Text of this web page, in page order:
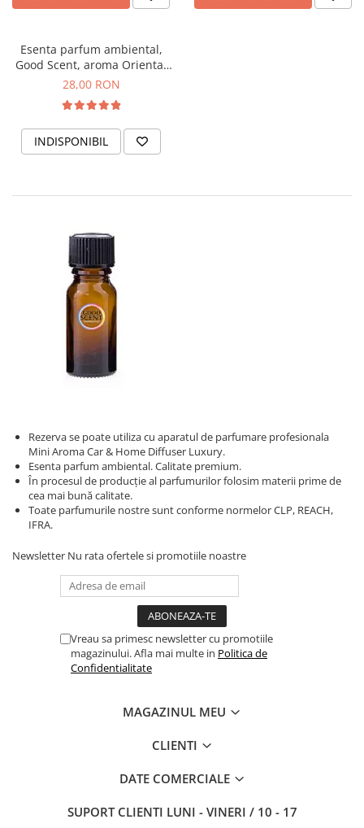
Esenta parfum ambiental,
Good Scent, aroma Oriental
Amber, 20 g
28,00 RON
INDISPONIBIL
Rezerva se poate utiliza cu aparatul de parfumare profesionala
Mini Aroma Car & Home Diffuser Luxury.
Esenta parfum ambiental. Calitate premium.
În procesul de producție al parfumurilor folosim materii prime de
cea mai bună calitate.
Toate parfumurile nostre sunt conforme normelor CLP, REACH,
IFRA.
Newsletter Nu rata ofertele si promotiile noastre
Vreau sa primesc newsletter cu promotiile
magazinului. Afla mai multe in Politica de
Confidentialitate
MAGAZINUL MEU
CLIENTI
DATE COMERCIALE
SUPORT CLIENTI LUNI - VINERI / 10 - 17